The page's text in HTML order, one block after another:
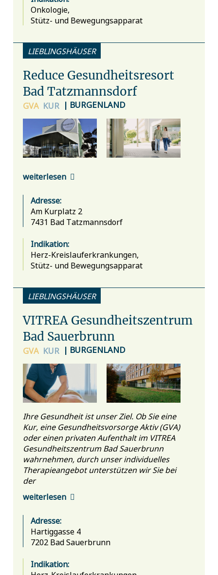
Onkologie,
Stütz- und Bewegungsapparat
LIEBLINGSHÄUSER
Reduce Gesundheitsresort
Bad Tatzmannsdorf
GVA KUR | BURGENLAND
weiterlesen
Adresse:
Am Kurplatz 2
7431 Bad Tatzmannsdorf
Indikation:
Herz-Kreislauferkrankungen,
Stütz- und Bewegungsapparat
LIEBLINGSHÄUSER
VITREA Gesundheitszentrum
Bad Sauerbrunn
GVA KUR | BURGENLAND
Ihre Gesundheit ist unser Ziel. Ob Sie eine
Kur, eine Gesundheitsvorsorge Aktiv (GVA)
oder einen privaten Aufenthalt im VITREA
Gesundheitszentrum Bad Sauerbrunn
wahrnehmen, durch unser individuelles
Therapieangebot unterstützen wir Sie bei
der
weiterlesen
Adresse:
Hartiggasse 4
7202 Bad Sauerbrunn
Indikation: